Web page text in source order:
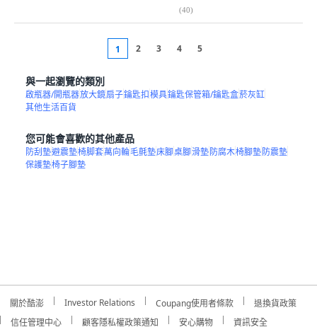
(40)
1 2 3 4 5
與一起瀏覽的類別
啟瓶器/開瓶器放大鏡扇子鑰匙扣模具鑰匙保管箱/鑰匙盒菸灰缸
其他生活百貨
您可能會喜歡的其他產品
防刮墊避震墊椅脚套萬向輪毛氈墊床腳桌腳滑墊防腐木椅腳墊防震墊
保護墊椅子腳墊
關於酷澎 Investor Relations Coupang使用者條款
退換貨政策
信任管理中心
顧客隱私權政策通知 安心購物 資訊安全